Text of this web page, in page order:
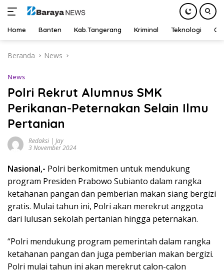
Home Banten Kab.Tangerang Kriminal Teknologi
Beranda News
News
Polri Rekrut Alumnus SMK
Perikanan-Peternakan Selain Ilmu
Pertanian
Redaksi | Jay
3 November 2024
Nasional,- Polri berkomitmen untuk mendukung
program Presiden Prabowo Subianto dalam rangka
ketahanan pangan dan pemberian makan siang bergizi
gratis. Mulai tahun ini, Polri akan merekrut anggota
dari lulusan sekolah pertanian hingga peternakan.
“Polri mendukung program pemerintah dalam rangka
ketahanan pangan dan juga pemberian makan bergizi.
Polri mulai tahun ini akan merekrut calon-calon